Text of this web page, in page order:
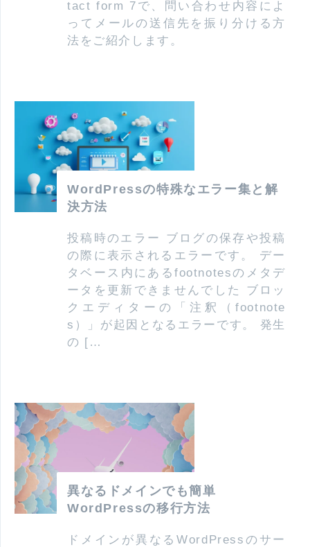
tact form 7で、問い合わせ内容によ
ってメールの送信先を振り分ける方
法をご紹介します。
WordPressの特殊なエラー集と解
決方法
投稿時のエラー ブログの保存や投稿
の際に表示されるエラーです。 デー
タベース内にあるfootnotesのメタデ
ータを更新できませんでした ブロッ
クエディターの「注釈（footnote
s）」が起因となるエラーです。 発生
の […
異なるドメインでも簡単
WordPressの移行方法
ドメインが異なるWordPressのサー